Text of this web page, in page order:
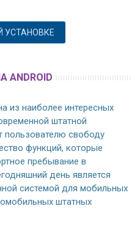
УСТАНОВКЕ
из наиболее интересных
штатной
пользователю свободу
функций, которые
пребывание в
день является
системой для мобильных
штатных